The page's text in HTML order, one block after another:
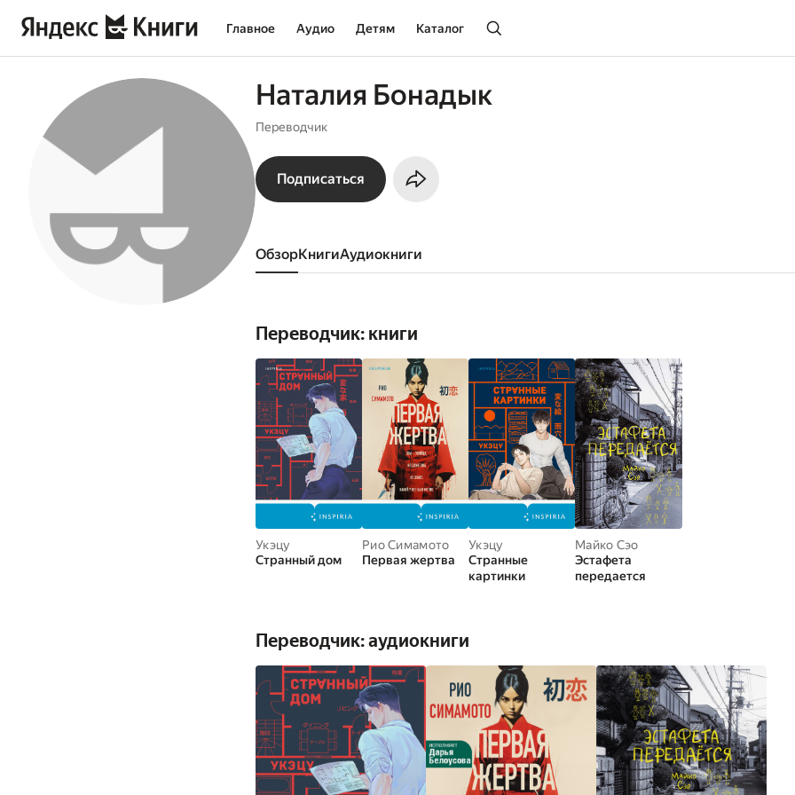
Главное Аудио Детям Каталог
Наталия Бонадык
Переводчик
Подписаться
Обзор книги аудиокниги
Переводчик: книги
Укэцу
Странный дом
Рио Симамото
Первая жертва
Укэцу
Странные
картинки
Майко Сэо
Эстафета
передается
Переводчик: аудиокниги